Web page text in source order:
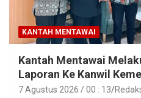
KANTAH MENTAWAI
Kantah Mentawai
Laporan Ke Kanwil
7 Agustus 2026 / 00 : 13